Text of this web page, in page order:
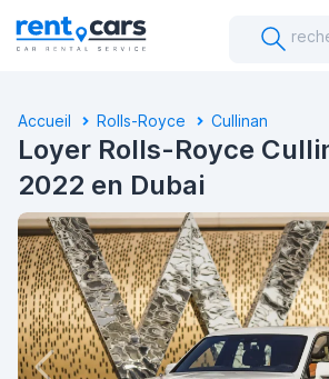
Accueil Rolls-Royce Cullinan
Loyer Rolls-Royce
2022 en Dubai